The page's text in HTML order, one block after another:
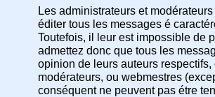
Les administrateurs et
éditer tous les messages é
Toutefois, il leur est impossible de
admettez donc que tous les
opinion de leurs auteurs
modérateurs, ou webmestres
conséquent ne peuvent pas étre